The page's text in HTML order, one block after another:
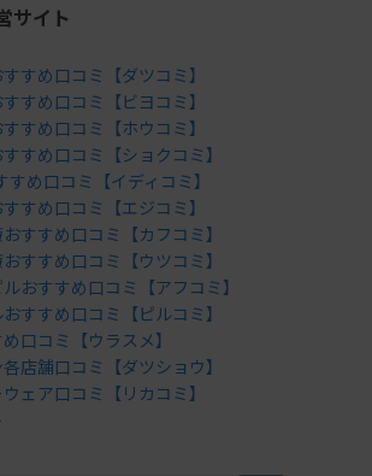
サイト
すめ口コミ【ダツコミ】
すめ口コミ【ビヨコミ】
すめ口コミ【ホウコミ】
すめ口コミ【ショクコミ】
すめ口コミ【イディコミ】
すめ口コミ【エジコミ】
すすめ口コミ【カフコミ】
すすめ口コミ【ウツコミ】
おすすめ口コミ【アフコミ】
すすめ口コミ【ピルコミ】
口コミ【ウラスメ】
店舗口コミ【ダツショウ】
ェア口コミ【リカコミ】